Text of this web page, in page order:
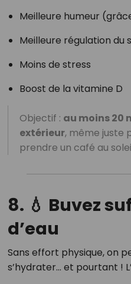
Meilleure humeur
Meilleure régulation du
Moins de stress
Boost de la vitamine D
Objectif : au moins 20
extérieur, même juste
prendre un café au
8. 💧 Buvez
d’eau
Sans effort physique, on
s’hydrater… et pourtant !